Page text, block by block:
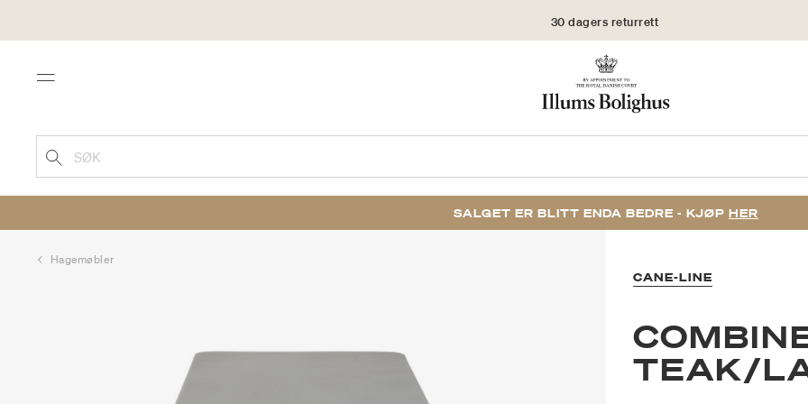
30 dagers returrett
Menu
SØK
SALGET ER BLITT ENDA BEDRE - KJØP HER
Hagemøbler
CANE-LINE
TEAK/